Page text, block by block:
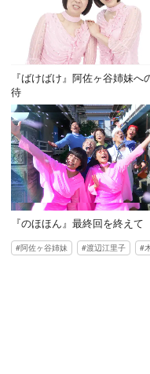
『ばけばけ』阿佐ヶ谷姉妹へ
待
『のほほん』最終回を終えて
阿佐ヶ谷姉妹 渡辺江里子